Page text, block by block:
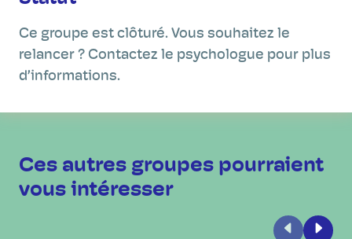
Ce groupe est clôturé. Vous souhaitez le
relancer ? Contactez le psychologue pour plus
d’informations.
Ces autres groupes pourraient
vous intéresser
Précédent